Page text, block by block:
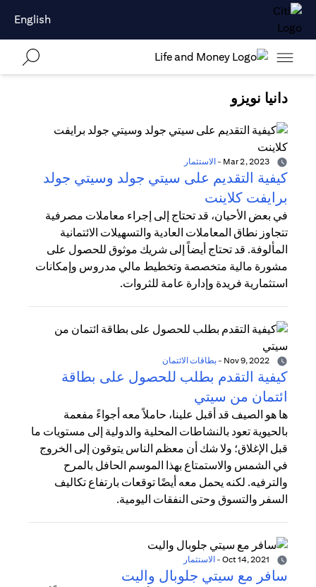
English
دانيا نويزو
- الاستثمار
كيفية التقديم على سيتي جولد وسيتي جولد
برايفت كلاينت
في بعض الأحيان، قد تحتاج إلى إجراء معاملات مصرفية
تتجاوز نطاق المعاملات العادية والتسهيلات الائتمانية
المألوفة. قد تحتاج أيضاً إلى شريك موثوق للحصول على
مشورة مالية متخصصة وتخطيط مالي مدروس وإمكانات
استثمارية فريدة وإدارة عامة للثروات.
- بطاقات الائتمان
كيفية التقدم بطلب للحصول على بطاقة
ائتمان من سيتي
ها هو الصيف قد أقبل علينا، حاملاً معه أجواءً مفعمة
بالحيوية تعود بالنشاطات المحلية والدولية إلى مستويات ما
قبل الإغلاق؛ ولا شك أن معظم الناس يتوقون إلى الخروج
في الشمس والاستمتاع بهذا الموسم الحافل بالمرح
والترفيه. لكنه يحمل معه أيضًا توقعات بارتفاع تكاليف
السفر والتسوق وحتى النفقات اليومية.
- الاستثمار
سافر مع سيتي جلوبال واليت